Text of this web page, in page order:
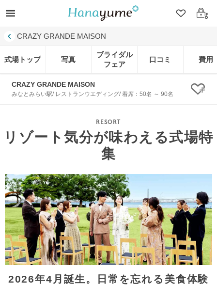
クリップ
ログ
CRAZY GRANDE MAISON
式場トップ 写真
ブライダル
フェア
口コミ 費用
CRAZY GRANDE MAISON
みなとみらい駅/ レストランウエディング/ 着席：50名 ～ 90名 ク
リゾート気分が味わえる式場特
集
2026年4月誕生。日常を忘れる美食体験